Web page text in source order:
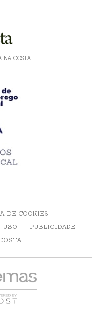
NA COSTA
DE COOKIES
USO
PUBLICIDADE